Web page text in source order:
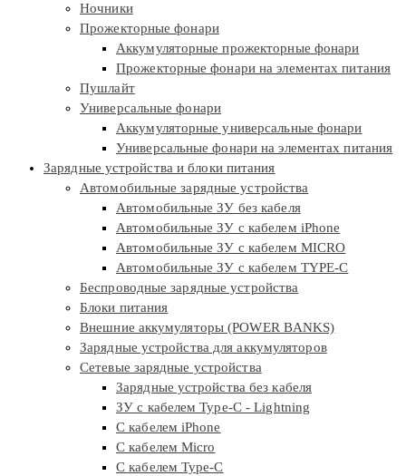
Ночники
Прожекторные фонари
Аккумуляторные прожекторные фонари
Прожекторные фонари на элементах питания
Пушлайт
Универсальные фонари
Аккумуляторные универсальные фонари
Универсальные фонари на элементах питания
Зарядные устройства и блоки питания
Автомобильные зарядные устройства
Автомобильные ЗУ без кабеля
Автомобильные ЗУ с кабелем iPhone
Автомобильные ЗУ с кабелем MICRO
Автомобильные ЗУ с кабелем TYPE-C
Беспроводные зарядные устройства
Блоки питания
Внешние аккумуляторы (POWER BANKS)
Зарядные устройства для аккумуляторов
Сетевые зарядные устройства
Зарядные устройства без кабеля
ЗУ с кабелем Type-C - Lightning
С кабелем iPhone
С кабелем Micro
С кабелем Type-C